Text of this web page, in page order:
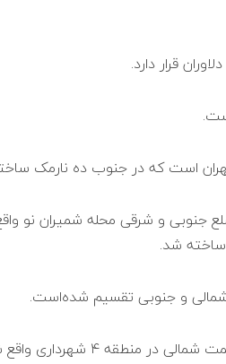
قرار دارد.
است که در جنوب ده نارمک
جنوبی و شرقی محله شمیران نو
و جنوبی تقسیم شده‌است.